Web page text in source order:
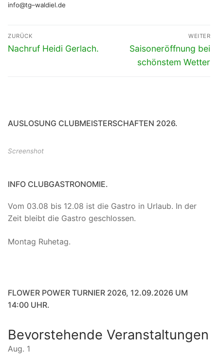
info@tg–waldiel.de
Beitragsnavigation
ZURÜCK
Vorheriger
Nachruf Heidi Gerlach.
WEITER
Nächster
Beitrag:
Saisoneröffnung bei
schönstem Wetter
AUSLOSUNG CLUBMEISTERSCHAFTEN 2026.
Screenshot
INFO CLUBGASTRONOMIE.
Vom 03.08 bis 12.08 ist die Gastro in Urlaub. In der
Zeit bleibt die Gastro geschlossen.
Montag Ruhetag.
FLOWER POWER TURNIER 2026, 12.09.2026 UM
14:00 UHR.
Bevorstehende Veranstaltungen
Aug. 1